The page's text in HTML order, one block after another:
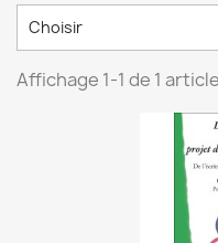
Choisir
Affichage 1-1 de 1